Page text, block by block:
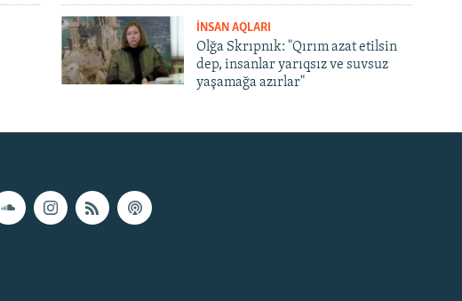
İNSAN AQLARI
Olğa Skrıpnık: "Qırım azat etilsin
dep, insanlar yarıqsız ve suvsuz
yaşamağa azırlar"